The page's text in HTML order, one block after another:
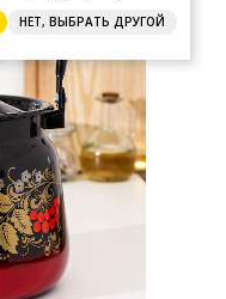
НЕТ, ВЫБРАТЬ ДРУГОЙ